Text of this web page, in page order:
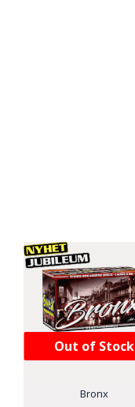
Out of Stock
Bronx